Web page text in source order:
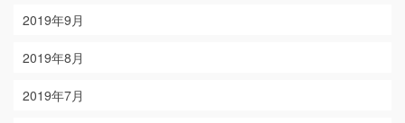
2019年9月
2019年8月
2019年7月